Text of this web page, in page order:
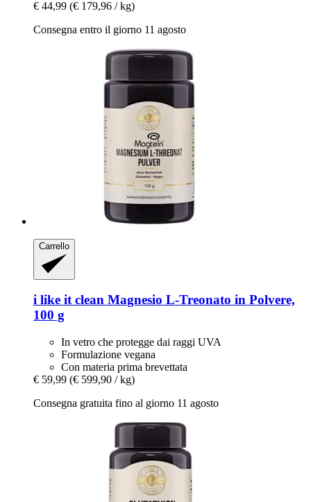
€ 44,99 (€ 179,96 / kg)
Consegna entro il giorno 11 agosto
Carrello
i like it clean Magnesio L-​Treonato in Polvere,
100 g
In vetro che protegge dai raggi UVA
Formulazione vegana
Con materia prima brevettata
€ 59,99 (€ 599,90 / kg)
Consegna gratuita fino al giorno 11 agosto